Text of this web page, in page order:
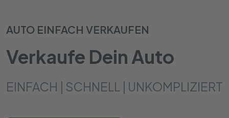
AUTO EINFACH VERKAUFEN
Verkaufe Dein Auto
EINFACH | SCHNELL | UNKOMPLIZIERT